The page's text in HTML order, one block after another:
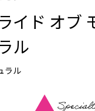
イド オブ
ル
ラル